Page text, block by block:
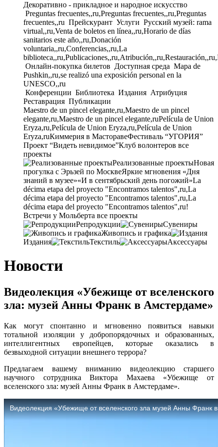
Декоративно - прикладное и народное искусство
Preguntas frecuentes,,ru,Preguntas frecuentes,,ru,Preguntas
frecuentes,,ru Прейскурант Услуги Русский музей: rama
virtual,,ru,Venta de boletos en línea,,ru,Horario de días
sanitarios este año,,ru,Donación
voluntaria,,ru,Conferencias,,ru,La
Онлайн-покупка билетов Доступная среда Mapa de
Pushkin,,ru,se realizó una exposición personal en la
UNESCO,,ru
Конференции Библиотека Издания Атрибуция
Реставрация Публикации
Maestro de un pincel elegante,ru,Maestro de un pincel
elegante,ru,Maestro de un pincel elegante,ruPelícula de Union
Eryza,ru,Película de Union Eryza,ru,Película de Union
Eryza,ruКиммерия в МасторавеФестиваль “УГОРИЯ”
Проект “Видеть невидимое”Клуб волонтеров все
проекты
Реализованные проектыНовая
прогулка с Эрьзей по МосквеЯркие мгновения «Дня
знаний в музее»«И в сентябрьский день погожий»La
décima etapa del proyecto "Encontramos talentos",ru,La
décima etapa del proyecto "Encontramos talentos",ru,La
décima etapa del proyecto "Encontramos talentos",ru!
Встречи у Мольберта все проекты
Репродукции
Сувениры
Живопись и графика
Издания
Текстиль Аксессуары
Новости
Видеолекция «Убежище от вселенского
зла: музей Анны Франк в Амстердаме»
Как могут спонтанно и мгновенно появиться навыки
тотальной изоляции у добропорядочных и образованных,
интеллигентных европейцев, которые оказались в
безвыходной ситуации внешнего террора?
Предлагаем вашему вниманию видеолекцию старшего
научного сотрудника Виктора Махаева «Убежище от
вселенского зла: музей Анны Франк в Амстердаме».